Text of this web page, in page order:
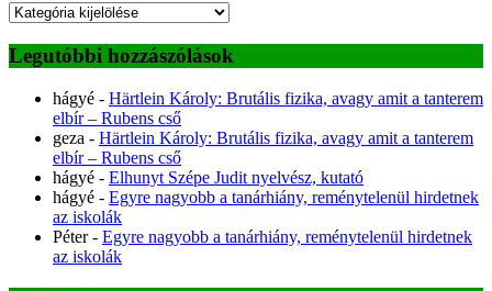
Kategóriák
Legutóbbi hozzászólások
hágyé - Härtlein Károly: Brutális fizika, avagy amit a tanterem
elbír – Rubens cső
geza - Härtlein Károly: Brutális fizika, avagy amit a tanterem
elbír – Rubens cső
hágyé - Elhunyt Szépe Judit nyelvész, kutató
hágyé - Egyre nagyobb a tanárhiány, reménytelenül hirdetnek
az iskolák
Péter- Egyre nagyobb a tanárhiány, reménytelenül hirdetnek
az iskolák